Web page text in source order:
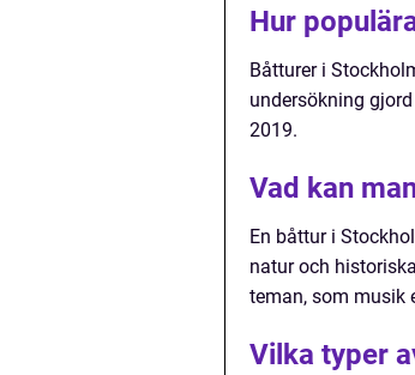
Hur
Båtturer i
undersökning
2019.
Vad kan
En båttur i
natur och
teman, som musik
Vilka typer